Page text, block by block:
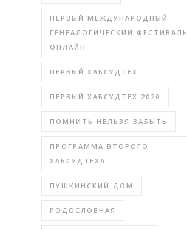
ПЕРВЫЙ МЕЖДУНАРОДНЫЙ
ГЕНЕАЛОГИЧЕСКИЙ ФЕСТИВАЛЬ
ОНЛАЙН
ПЕРВЫЙ ХАБСУДТЕХ
ПЕРВЫЙ ХАБСУДТЕХ 2020
ПОМНИТЬ НЕЛЬЗЯ ЗАБЫТЬ
ПРОГРАММА ВТОРОГО
ХАБСУДТЕХА
ПУШКИНСКИЙ ДОМ
РОДОСЛОВНАЯ